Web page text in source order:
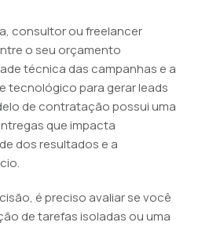
consultor ou freelancer
o seu orçamento
técnica das campanhas e a
tecnológico para gerar leads
de contratação possui uma
que impacta
dos resultados e a
é preciso avaliar se você
de tarefas isoladas ou uma